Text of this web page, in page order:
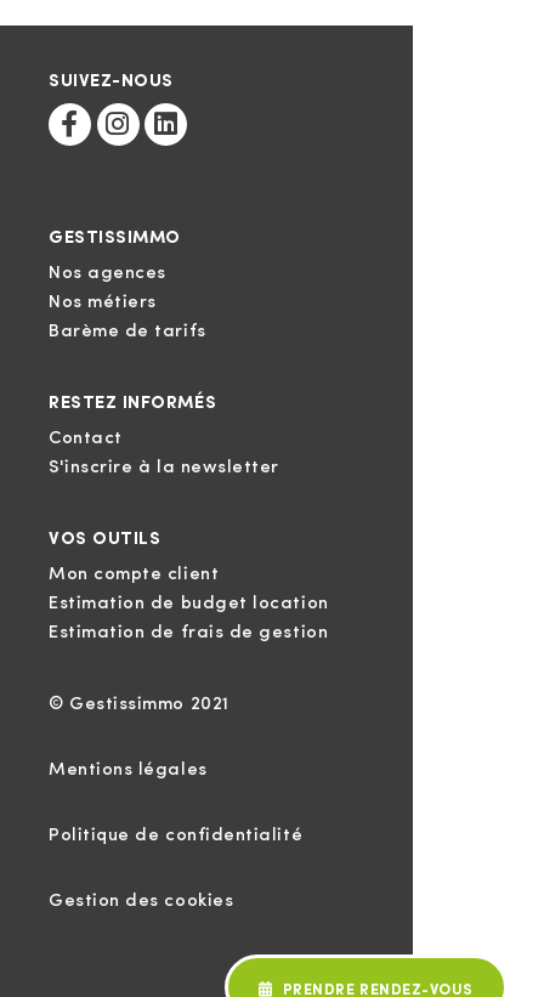
SUIVEZ-NOUS
GESTISSIMMO
Nos agences
Nos métiers
Barème de tarifs
RESTEZ INFORMÉS
Contact
S'inscrire à la newsletter
VOS OUTILS
Mon compte client
Estimation de budget location
Estimation de frais de gestion
© Gestissimmo 2021
Mentions légales
Politique de confidentialité
Gestion des cookies
PRENDRE RENDEZ-VOUS